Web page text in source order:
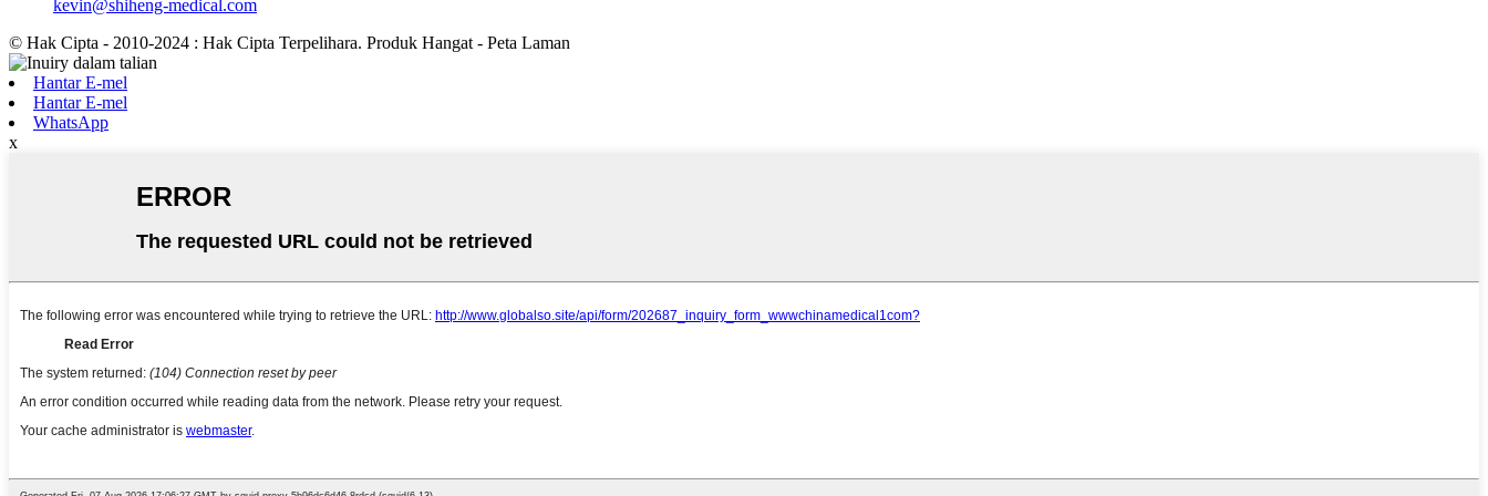
kevin@shiheng-medical.com
© Hak Cipta - 2010-2024 : Hak Cipta Terpelihara. Produk Hangat - Peta Laman
Hantar E-mel
Hantar E-mel
WhatsApp
x